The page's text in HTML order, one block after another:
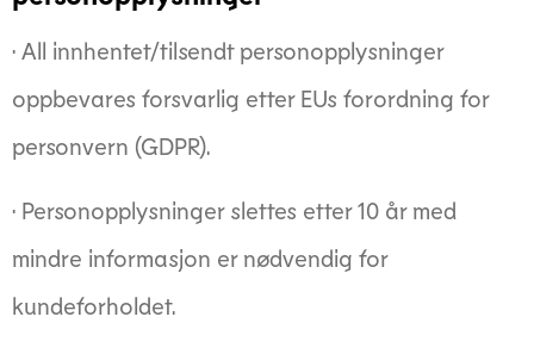
· All innhentet/tilsendt personopplysninger
oppbevares forsvarlig etter EUs forordning for
personvern (GDPR).
· Personopplysninger slettes etter 10 år med
mindre informasjon er nødvendig for
kundeforholdet.